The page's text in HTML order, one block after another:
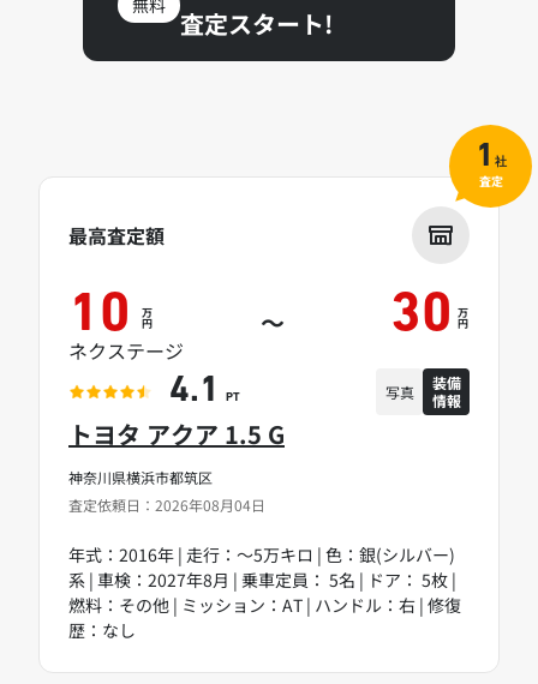
無料
査定スタート!
神奈川県横浜市都筑区
査定依頼日：2026年08月04日
トヨタ アクア 1.5 G
年式：2016年 | 走行：～5万キロ | 色：銀(シルバー)
系 | 車検：2027年8月 | 乗車定員： 5名 | ドア： 5枚 |
燃料：その他 | ミッション：AT | ハンドル：右 | 修復
歴：なし
最高査定額
10 万
円 ～ 30 万
円
ネクステージ
4.1 PT 写真
装備
情報
1 社
査定